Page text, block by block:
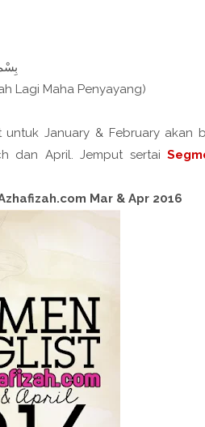
Lagi Maha Penyayang)
January & February akan
dan April. Jemput sertai
Mar & Apr 2016